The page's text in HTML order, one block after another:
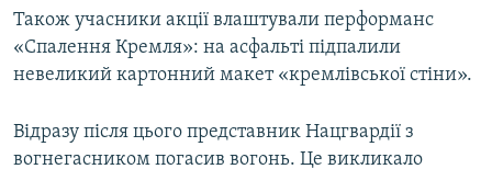
Також учасники акції влаштували перформанс
«Спалення Кремля»: на асфальті підпалили
невеликий картонний макет «кремлівської стіни».
Відразу після цього представник Нацгвардії з
вогнегасником погасив вогонь. Це викликало